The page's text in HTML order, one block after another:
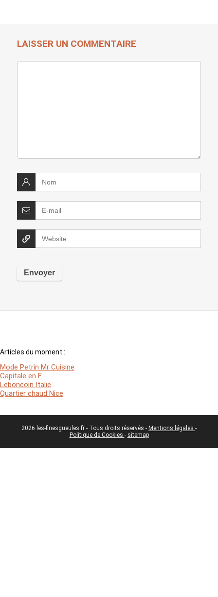
LAISSER UN COMMENTAIRE
Articles du moment :
Mode Petrin Mr Cuisine
Capitale en F
Leboncoin Italie
Quartier chaud Nice
2026 les-finesgueules.fr - Tous droits réservés - Mentions légales -
Politique de Cookies - sitemap